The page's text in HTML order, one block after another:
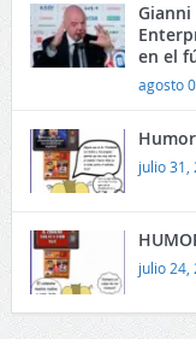
Gianni
en el
agosto
Humor
julio 31,
julio 24,